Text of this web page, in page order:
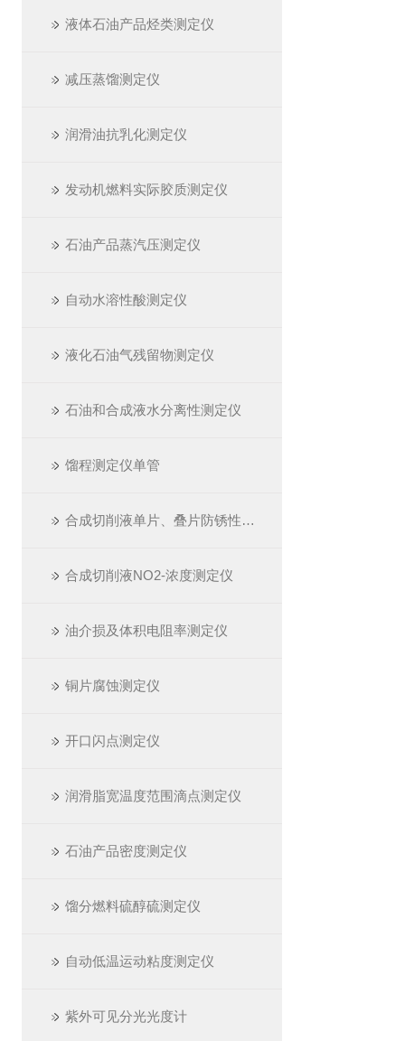
液体石油产品烃类测定仪
减压蒸馏测定仪
润滑油抗乳化测定仪
发动机燃料实际胶质测定仪
石油产品蒸汽压测定仪
自动水溶性酸测定仪
液化石油气残留物测定仪
石油和合成液水分离性测定仪
馏程测定仪单管
合成切削液单片、叠片防锈性测定仪
合成切削液NO2-浓度测定仪
油介损及体积电阻率测定仪
铜片腐蚀测定仪
开口闪点测定仪
润滑脂宽温度范围滴点测定仪
石油产品密度测定仪
馏分燃料硫醇硫测定仪
自动低温运动粘度测定仪
紫外可见分光光度计